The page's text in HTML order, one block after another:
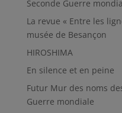
Seconde Guerre
La revue « Entre les
musée de Besançon
HIROSHIMA
En silence et en peine
Futur Mur des noms
Guerre mondiale